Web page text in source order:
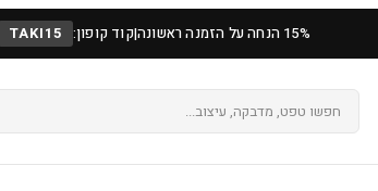
15% הנחה על הזמנה ראשונה |קוד קופון: TAKI15